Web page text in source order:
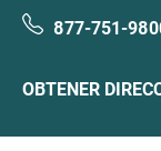
877-751-
OBTENER